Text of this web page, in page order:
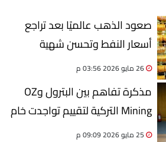
صعود الذهب عالميًا بعد تراجع
أسعار النفط وتحسن شهية
المخاطرة
26 مايو 2026 03:56 م
مذكرة تفاهم بين البترول وOZ
Mining التركية لتقييم تواجدت خام
الذهب بالصحراء الشرقية
25 مايو 2026 09:09 م